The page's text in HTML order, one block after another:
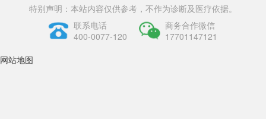
特别声明：本站内容仅供参考，不作为诊断及医疗依据。
联系电话
400-0077-120
商务合作微信
17701147121
网站地图